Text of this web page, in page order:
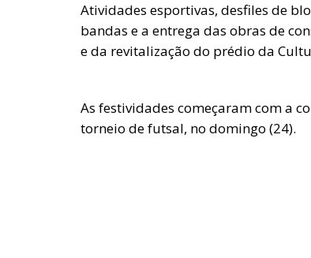
Atividades esportivas, desfiles de
bandas e a entrega das obras de
e da revitalização do prédio da
As festividades começaram com a
torneio de futsal, no domingo (24).